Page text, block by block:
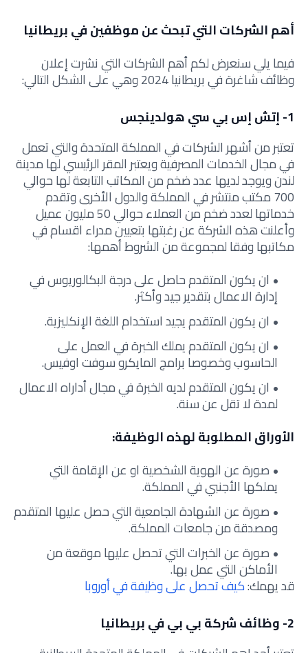
أهم الشركات التي تبحث عن موظفين في بريطانيا
فيما يلي سنعرض لكم أهم الشركات التي نشرت إعلان
وظائف شاغرة في بريطانيا 2024 وهي على الشكل التالي:
1- إتش إس بي سي هولدينجس
تعتبر من أشهر الشركات في المملكة المتحدة والتي تعمل
في مجال الخدمات المصرفية ويعتبر المقر الرئيسي لها مدينة
لندن ويوجد لديها عدد ضخم من المكاتب التابعة لها حوالي
700 مكتب منتشر في المملكة والدول الأخرى وتقدم
خدماتها لعدد ضخم من العملاء حوالي 50 مليون عميل
وأعلنت هذه الشركة عن رغبتها بتعيين مدراء اقسام في
مكاتبها وفقا لمجموعة من الشروط أهمها:
ان يكون المتقدم حاصل على درجة البكالوريوس في
إدارة الاعمال بتقدير جيد وأكثر.
ان يكون المتقدم يجيد استخدام اللغة الإنكليزية.
ان يكون المتقدم يملك الخبرة في العمل على
الحاسوب وخصوصا برامج المايكرو سوفت اوفيس.
ان يكون المتقدم لديه الخبرة في مجال أداراه الاعمال
لمدة لا تقل عن سنة.
الأوراق المطلوبة لهذه الوظيفة:
صورة عن الهوية الشخصية او عن الإقامة التي
يملكها الأجنبي في المملكة.
صورة عن الشهادة الجامعية التي حصل عليها المتقدم
ومصدقة من جامعات المملكة.
صورة عن الخبرات التي تحصل عليها موقعة من
الأماكن التي عمل بها.
قد يهمك:كيف تحصل على وظيفة في أوروبا
2- وظائف شركة بي بي في بريطانيا